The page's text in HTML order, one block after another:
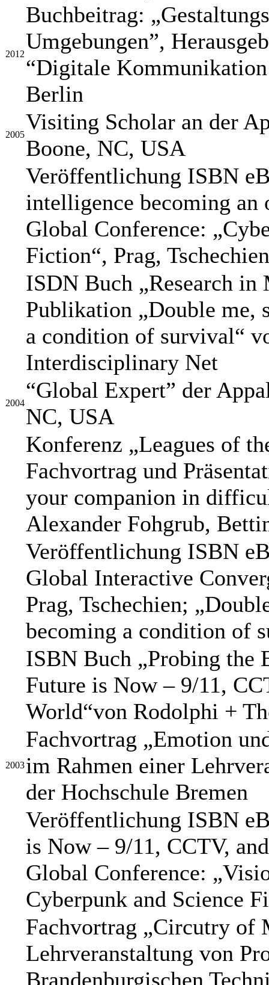
2012
Buchbeitrag:
Umgebungen”,
“Digitale
Berlin
2005
Visiting Scholar an der
Boone, NC, USA
Veröffentlichung ISBN
intelligence becoming
Global Conference:
Fiction“, Prag, Tschechien
ISDN Buch „Research
Publikation „Double me,
a condition of survival“
Interdisciplinary Net
2004
“Global Expert” der
NC, USA
Konferenz „Leagues of
Fachvortrag und
your companion in
Alexander Fohgrub,
Veröffentlichung ISBN
Global Interactive
Prag, Tschechien;
becoming a condition of
ISBN Buch „Probing the
Future is Now – 9/11,
World“von Rodolphi +
2003
Fachvortrag „Emotion
im Rahmen einer
der Hochschule Bremen
Veröffentlichung ISBN
is Now – 9/11, CCTV,
Global Conference:
Cyberpunk and Science
Fachvortrag „Circutry of
Lehrveranstaltung von
Brandenburgischen